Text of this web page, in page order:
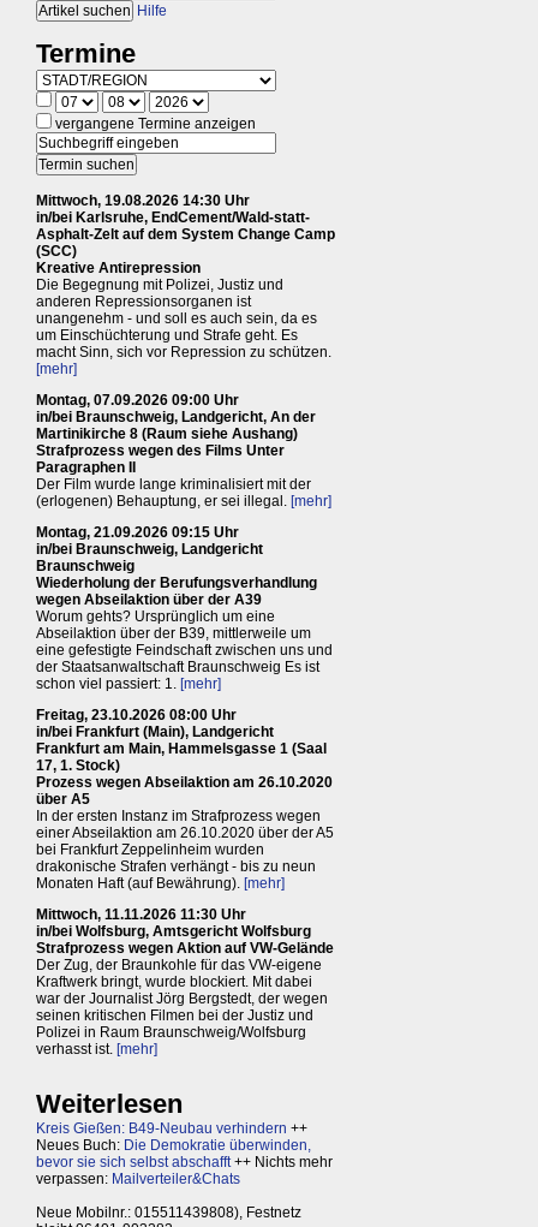
Hilfe
Termine
vergangene Termine anzeigen
Mittwoch, 19.08.2026 14:30 Uhr
in/bei Karlsruhe, EndCement/Wald-statt-
Asphalt-Zelt auf dem System Change Camp
(SCC)
Kreative Antirepression
Die Begegnung mit Polizei, Justiz und
anderen Repressionsorganen ist
unangenehm - und soll es auch sein, da es
um Einschüchterung und Strafe geht. Es
macht Sinn, sich vor Repression zu schützen.
[mehr]
Montag, 07.09.2026 09:00 Uhr
in/bei Braunschweig, Landgericht, An der
Martinikirche 8 (Raum siehe Aushang)
Strafprozess wegen des Films Unter
Paragraphen II
Der Film wurde lange kriminalisiert mit der
(erlogenen) Behauptung, er sei illegal. [mehr]
Montag, 21.09.2026 09:15 Uhr
in/bei Braunschweig, Landgericht
Braunschweig
Wiederholung der Berufungsverhandlung
wegen Abseilaktion über der A39
Worum gehts? Ursprünglich um eine
Abseilaktion über der B39, mittlerweile um
eine gefestigte Feindschaft zwischen uns und
der Staatsanwaltschaft Braunschweig Es ist
schon viel passiert: 1. [mehr]
Freitag, 23.10.2026 08:00 Uhr
in/bei Frankfurt (Main), Landgericht
Frankfurt am Main, Hammelsgasse 1 (Saal
17, 1. Stock)
Prozess wegen Abseilaktion am 26.10.2020
über A5
In der ersten Instanz im Strafprozess wegen
einer Abseilaktion am 26.10.2020 über der A5
bei Frankfurt Zeppelinheim wurden
drakonische Strafen verhängt - bis zu neun
Monaten Haft (auf Bewährung). [mehr]
Mittwoch, 11.11.2026 11:30 Uhr
in/bei Wolfsburg, Amtsgericht Wolfsburg
Strafprozess wegen Aktion auf VW-Gelände
Der Zug, der Braunkohle für das VW-eigene
Kraftwerk bringt, wurde blockiert. Mit dabei
war der Journalist Jörg Bergstedt, der wegen
seinen kritischen Filmen bei der Justiz und
Polizei in Raum Braunschweig/Wolfsburg
verhasst ist. [mehr]
Weiterlesen
Kreis Gießen: B49-Neubau verhindern ++
Neues Buch: Die Demokratie überwinden,
bevor sie sich selbst abschafft++ Nichts mehr
verpassen: Mailverteiler&Chats
Neue Mobilnr.: 015511439808), Festnetz